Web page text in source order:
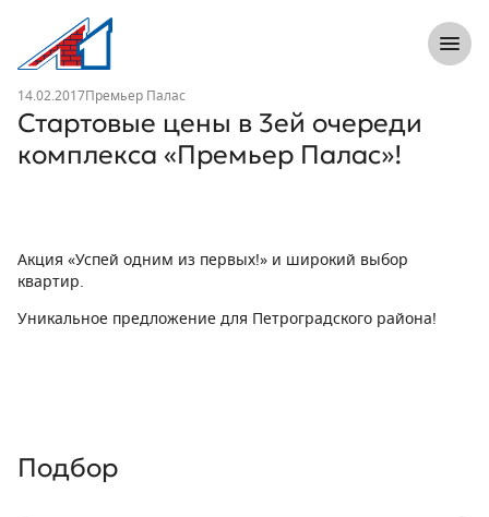
Л1 Строительная компания №1
Новость
14.02.2017Премьер Палас
Стартовые цены в 3ей очереди
комплекса «Премьер Палас»!
Акция «Успей одним из первых!» и широкий выбор
квартир.
Уникальное предложение для Петроградского района!
Подбор